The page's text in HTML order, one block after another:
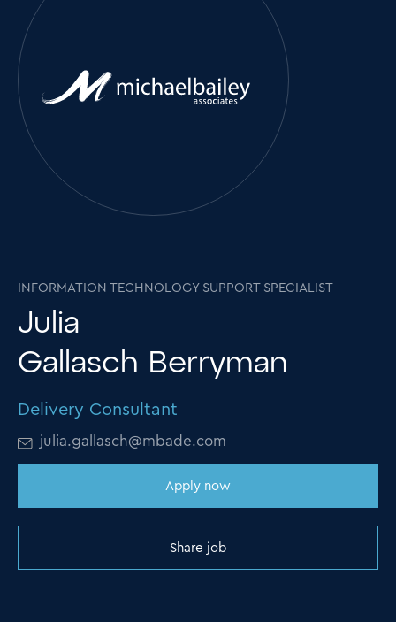
INFORMATION TECHNOLOGY SUPPORT SPECIALIST
Julia
Gallasch Berryman
Delivery Consultant
julia.gallasch@mbade.com
Apply now
Share job